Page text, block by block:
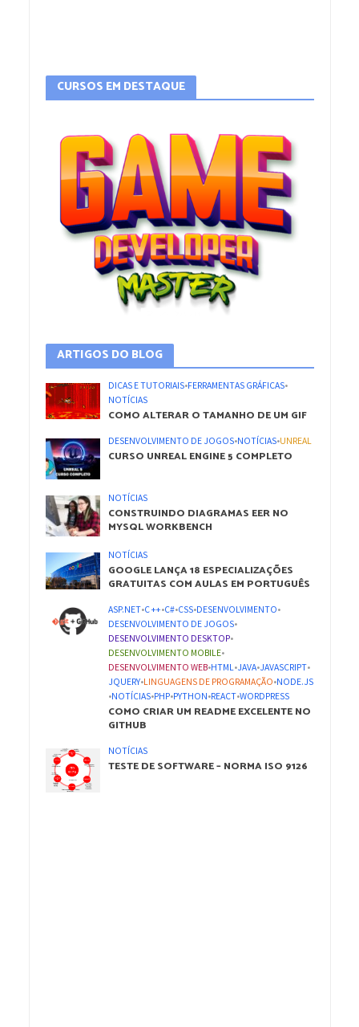
CURSOS EM DESTAQUE
ARTIGOS DO BLOG
DICAS E TUTORIAIS•FERRAMENTAS GRÁFICAS•
NOTÍCIAS
COMO ALTERAR O TAMANHO DE UM GIF
DESENVOLVIMENTO DE JOGOS•NOTÍCIAS•UNREAL
CURSO UNREAL ENGINE 5 COMPLETO
NOTÍCIAS
CONSTRUINDO DIAGRAMAS EER NO
MYSQL WORKBENCH
NOTÍCIAS
GOOGLE LANÇA 18 ESPECIALIZAÇÕES
GRATUITAS COM AULAS EM PORTUGUÊS
ASP.NET•C ++•C#•CSS•DESENVOLVIMENTO•
DESENVOLVIMENTO DE JOGOS•
DESENVOLVIMENTO DESKTOP•
DESENVOLVIMENTO MOBILE•
DESENVOLVIMENTO WEB•HTML•JAVA•JAVASCRIPT•
JQUERY•LINGUAGENS DE PROGRAMAÇÃO•NODE.JS
•NOTÍCIAS•PHP•PYTHON•REACT•WORDPRESS
COMO CRIAR UM README EXCELENTE NO
GITHUB
NOTÍCIAS
TESTE DE SOFTWARE – NORMA ISO 9126